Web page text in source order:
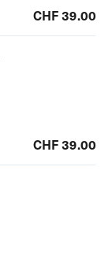
CHF 39.00
CHF 39.00